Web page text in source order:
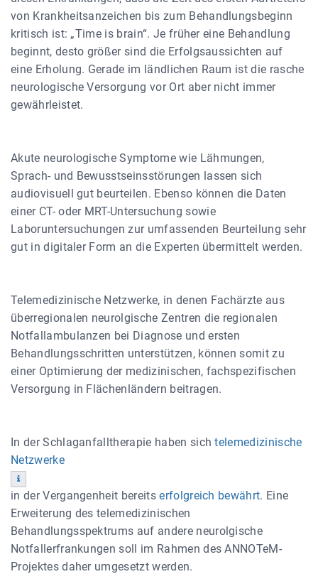
von Krankheitsanzeichen bis zum Behandlungsbeginn
kritisch ist: „Time is brain“. Je früher eine Behandlung
beginnt, desto größer sind die Erfolgsaussichten auf
eine Erholung. Gerade im ländlichen Raum ist die rasche
neurologische Versorgung vor Ort aber nicht immer
gewährleistet.
Akute neurologische Symptome wie Lähmungen,
Sprach- und Bewusstseinsstörungen lassen sich
audiovisuell gut beurteilen. Ebenso können die Daten
einer CT- oder MRT-Untersuchung sowie
Laboruntersuchungen zur umfassenden Beurteilung sehr
gut in digitaler Form an die Experten übermittelt werden.
Telemedizinische Netzwerke, in denen Fachärzte aus
überregionalen neurolgische Zentren die regionalen
Notfallambulanzen bei Diagnose und ersten
Behandlungsschritten unterstützen, können somit zu
einer Optimierung der medizinischen, fachspezifischen
Versorgung in Flächenländern beitragen.
In der Schlaganfalltherapie haben sichtelemedizinische
Netzwerke
in der Vergangenheit bereitserfolgreich bewährt. Eine
Erweiterung des telemedizinischen
Behandlungsspektrums auf andere neurolgische
Notfallerfrankungen soll im Rahmen des ANNOTeM-
Projektes daher umgesetzt werden.